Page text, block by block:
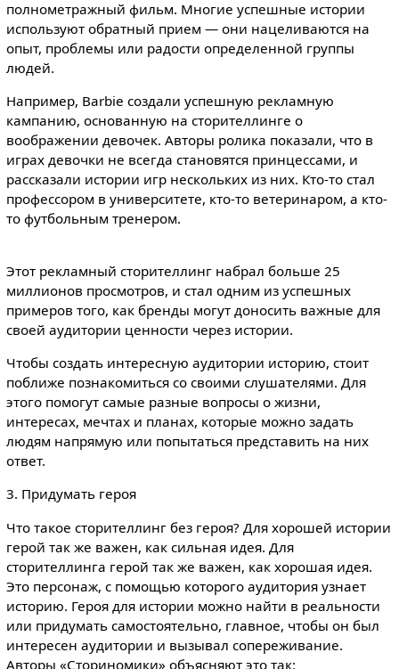
полнометражный фильм. Многие успешные истории
используют обратный прием — они нацеливаются на
опыт, проблемы или радости определенной группы
людей.
Например, Barbie создали успешную рекламную
кампанию, основанную на сторителлинге о
воображении девочек. Авторы ролика показали, что в
играх девочки не всегда становятся принцессами, и
рассказали истории игр нескольких из них. Кто-то стал
профессором в университете, кто-то ветеринаром, а кто-
то футбольным тренером.
Этот рекламный сторителлинг набрал больше 25
миллионов просмотров, и стал одним из успешных
примеров того, как бренды могут доносить важные для
своей аудитории ценности через истории.
Чтобы создать интересную аудитории историю, стоит
поближе познакомиться со своими слушателями. Для
этого помогут самые разные вопросы о жизни,
интересах, мечтах и планах, которые можно задать
людям напрямую или попытаться представить на них
ответ.
3. Придумать героя
Что такое сторителлинг без героя? Для хорошей истории
герой так же важен, как сильная идея. Для
сторителлинга герой так же важен, как хорошая идея.
Это персонаж, с помощью которого аудитория узнает
историю. Героя для истории можно найти в реальности
или придумать самостоятельно, главное, чтобы он был
интересен аудитории и вызывал сопереживание.
Авторы «Сториномики» объясняют это так: